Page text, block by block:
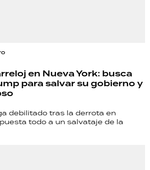
en Nueva York: busca
para salvar su gobierno y
debilitado tras la derrota en
todo a un salvataje de la